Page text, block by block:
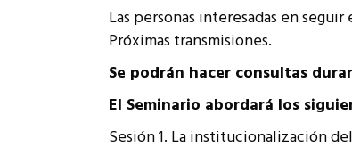
Las personas interesadas en
Próximas transmisiones.
Se podrán hacer consultas
El Seminario abordará los
Sesión 1. La institucionalización